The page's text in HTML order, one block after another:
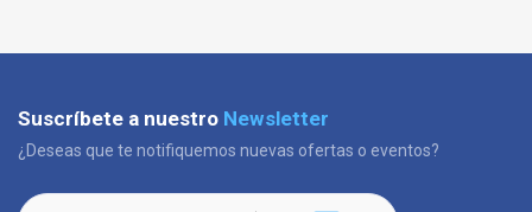
Suscríbete a nuestro Newsletter
¿Deseas que te notifiquemos nuevas ofertas o eventos?